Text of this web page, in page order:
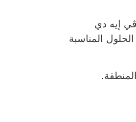
إيه دي
المناسبة